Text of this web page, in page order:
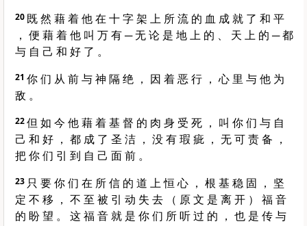
20 既 然 藉 着 他 在 十 字 架 上 所 流 的 血 成 就 了 和 平
， 便 藉 着 他 叫 万 有 ─ 无 论 是 地 上 的 、 天 上 的 ─ 都
与 自 己 和 好 了 。
21 你 们 从 前 与 神 隔 绝 ， 因 着 恶 行 ， 心 里 与 他 为
敌 。
22但 如 今 他 藉 着 基 督 的 肉 身 受 死 ， 叫 你 们 与 自
己 和 好 ， 都 成 了 圣 洁 ， 没 有 瑕 疵 ， 无 可 责 备 ，
把 你 们 引 到 自 己 面 前 。
23 只 要 你 们 在 所 信 的 道 上 恒 心 ， 根 基 稳 固 ， 坚
定 不 移 ， 不 至 被 引 动 失 去 （ 原 文 是 离 开 ） 福 音
的 盼 望 。 这 福 音 就 是 你 们 所 听 过 的 ， 也 是 传 与